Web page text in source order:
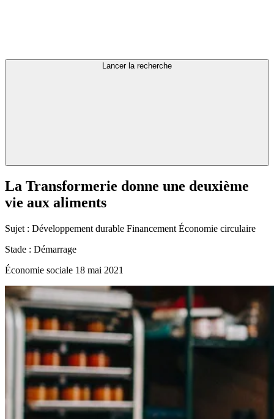
Lancer la recherche
La Transformerie donne une deuxième
vie aux aliments
Sujet : Développement durable Financement Économie circulaire
Stade : Démarrage
Économie sociale 18 mai 2021